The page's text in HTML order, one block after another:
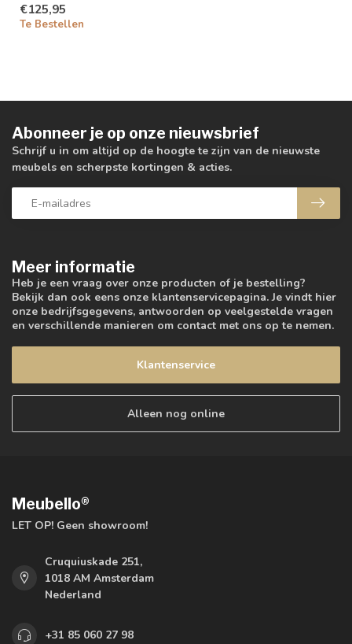
€125,95
Te Bestellen
Meer informatie
Heb je een vraag over onze producten of je bestelling?
Bekijk dan ook eens onze klantenservicepagina. Je vindt hier
onze bedrijfsgegevens, antwoorden op veelgestelde vragen
en verschillende manieren om contact met ons op te nemen.
Klantenservice
Alleen nog online
Abonneer je op onze nieuwsbrief
Schrijf u in om altijd op de hoogte te zijn van de nieuwste
meubels en scherpste kortingen & acties.
Meubello®
LET OP! Geen showroom!
Cruquiuskade 251,
1018 AM Amsterdam
Nederland
+31 85 060 27 98